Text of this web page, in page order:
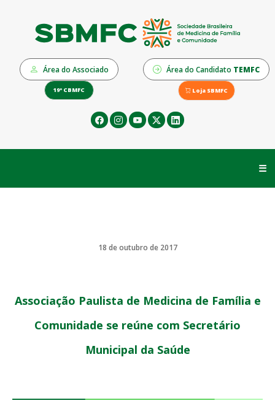
Área do Associado Área do Candidato TEMFC
19º CBMFC Loja SBMFC
☰
18 de outubro de 2017
Associação Paulista de Medicina de Família e
Comunidade se reúne com Secretário
Municipal da Saúde